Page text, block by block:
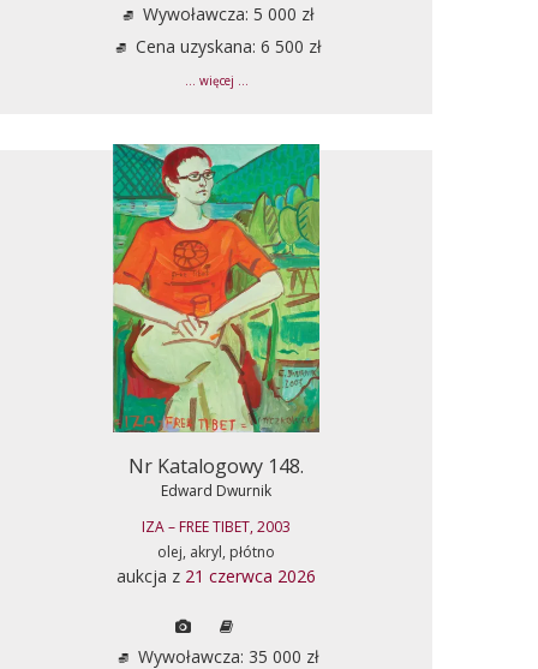
Wywoławcza: 5 000 zł
Cena uzyskana: 6 500 zł
... więcej ...
Nr Katalogowy 148.
Edward Dwurnik
IZA – FREE TIBET, 2003
olej, akryl, płótno
aukcja z 21 czerwca 2026
Wywoławcza: 35 000 zł